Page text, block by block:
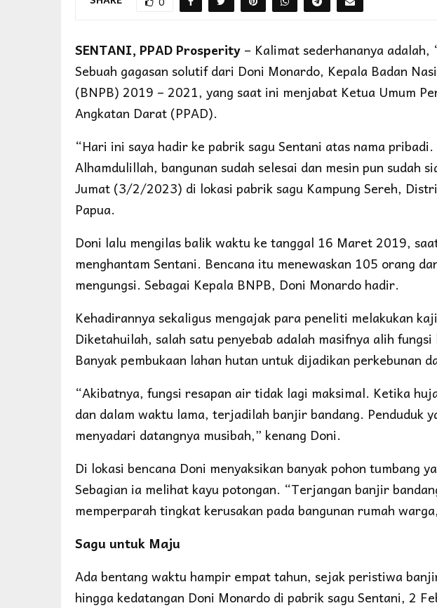
SENTANI, PPAD Prosperity – Kalimat sederhananya
Sebuah gagasan solutif dari Doni Monardo, Kepala Badan
(BNPB) 2019 – 2021, yang saat ini menjabat Ketua Umum
Angkatan Darat (PPAD).
“Hari ini saya hadir ke pabrik sagu Sentani atas nama
Alhamdulillah, bangunan sudah selesai dan mesin pun sudah
Jumat (3/2/2023) di lokasi pabrik sagu Kampung Sereh,
Papua.
Doni lalu mengilas balik waktu ke tanggal 16 Maret 2019,
menghantam Sentani. Bencana itu menewaskan 105 orang
mengungsi. Sebagai Kepala BNPB, Doni Monardo hadir.
Kehadirannya sekaligus mengajak para peneliti melakukan
Diketahuilah, salah satu penyebab adalah masifnya alih
Banyak pembukaan lahan hutan untuk dijadikan perkebunan
“Akibatnya, fungsi resapan air tidak lagi maksimal. Ketika
dan dalam waktu lama, terjadilah banjir bandang. Penduduk
menyadari datangnya musibah,” kenang Doni.
Di lokasi bencana Doni menyaksikan banyak pohon tumbang
Sebagian ia melihat kayu potongan. “Terjangan banjir
memperparah tingkat kerusakan pada bangunan rumah
Sagu untuk Maju
Ada bentang waktu hampir empat tahun, sejak peristiwa
hingga kedatangan Doni Monardo di pabrik sagu Sentani, 2